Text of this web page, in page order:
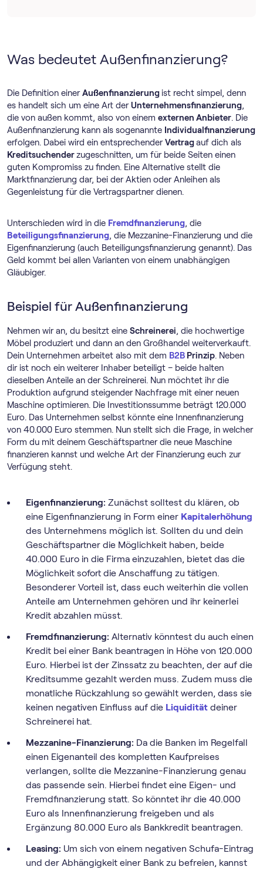
Was bedeutet Außenfinanzierung?
Die Definition einerAußenfinanzierung ist recht simpel, denn
es handelt sich um eine Art derUnternehmensfinanzierung,
die von außen kommt, also von einem externen Anbieter. Die
Außenfinanzierung kann als sogenannte Individualfinanzierung
erfolgen. Dabei wird ein entsprechenderVertragauf dich als
Kreditsuchenderzugeschnitten, um für beide Seiten einen
guten Kompromiss zu finden. Eine Alternative stellt die
Marktfinanzierung dar, bei der Aktien oder Anleihen als
Gegenleistung für die Vertragspartner dienen.
Unterschieden wird in die Fremdfinanzierung, die
Beteiligungsfinanzierung, die Mezzanine-Finanzierung und die
Eigenfinanzierung (auch Beteiligungsfinanzierung genannt). Das
Geld kommt bei allen Varianten von einem unabhängigen
Gläubiger.
Beispiel für Außenfinanzierung
Nehmen wir an, du besitzt eine Schreinerei, die hochwertige
Möbel produziert und dann an den Großhandel weiterverkauft.
Dein Unternehmen arbeitet also mit dem B2B Prinzip. Neben
dir ist noch ein weiterer Inhaber beteiligt – beide halten
dieselben Anteile an der Schreinerei. Nun möchtet ihr die
Produktion aufgrund steigender Nachfrage mit einer neuen
Maschine optimieren. Die Investitionssumme beträgt 120.000
Euro. Das Unternehmen selbst könnte eine Innenfinanzierung
von 40.000 Euro stemmen. Nun stellt sich die Frage, in welcher
Form du mit deinem Geschäftspartner die neue Maschine
finanzieren kannst und welche Art der Finanzierung euch zur
Verfügung steht.
Eigenfinanzierung: Zunächst solltest du klären, ob
eine Eigenfinanzierung in Form einer Kapitalerhöhung
des Unternehmens möglich ist. Sollten du und dein
Geschäftspartner die Möglichkeit haben, beide
40.000 Euro in die Firma einzuzahlen, bietet das die
Möglichkeit sofort die Anschaffung zu tätigen.
Besonderer Vorteil ist, dass euch weiterhin die vollen
Anteile am Unternehmen gehören und ihr keinerlei
Kredit abzahlen müsst.
Fremdfinanzierung: Alternativ könntest du auch einen
Kredit bei einer Bank beantragen in Höhe von 120.000
Euro. Hierbei ist der Zinssatz zu beachten, der auf die
Kreditsumme gezahlt werden muss. Zudem muss die
monatliche Rückzahlung so gewählt werden, dass sie
keinen negativen Einfluss auf die Liquidität deiner
Schreinerei hat.
Mezzanine-Finanzierung: Da die Banken im Regelfall
einen Eigenanteil des kompletten Kaufpreises
verlangen, sollte die Mezzanine-Finanzierung genau
das passende sein. Hierbei findet eine Eigen- und
Fremdfinanzierung statt. So könntet ihr die 40.000
Euro als Innenfinanzierung freigeben und als
Ergänzung 80.000 Euro als Bankkredit beantragen.
Leasing: Um sich von einem negativen Schufa-Eintrag
und der Abhängigkeit einer Bank zu befreien, kannst